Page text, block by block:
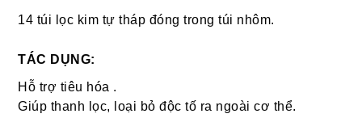
14 túi lọc kim tự tháp đóng trong túi nhôm.
TÁC DỤNG:
Hỗ trợ tiêu hóa .
Giúp thanh lọc, loại bỏ độc tố ra ngoài cơ thể.